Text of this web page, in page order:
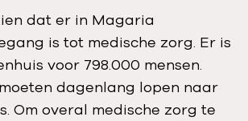
dat er in Magaria
is tot medische zorg. Er is
voor 798.000 mensen.
dagenlang lopen naar
Om overal medische zorg te